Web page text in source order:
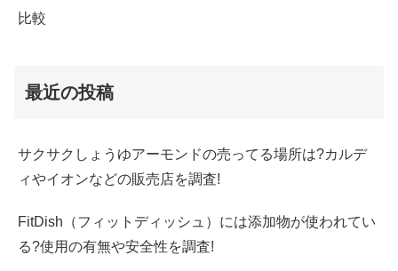
比較
最近の投稿
サクサクしょうゆアーモンドの売ってる場所は?カルデ
ィやイオンなどの販売店を調査!
FitDish（フィットディッシュ）には添加物が使われてい
る?使用の有無や安全性を調査!